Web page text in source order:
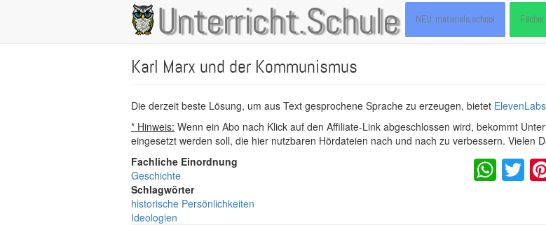
Unterricht.Schule
Main
navigation
NEU: materials.school Fächer
Karl Marx und der Kommunismus
Die derzeit beste Lösung, um aus Text gesprochene Sprache zu erzeugen, bietet
* Hinweis: Wenn ein Abo nach Klick auf den Affiliate-Link abgeschlossen wird, bekommt
eingesetzt werden soll, die hier nutzbaren Hördateien nach und nach zu verbessern. Vielen
Fachliche Einordnung
Geschichte
Schlagwörter
historische Persönlichkeiten
Ideologien